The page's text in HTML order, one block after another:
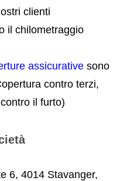
clienti
il chilometraggio
assicurative sono
contro terzi,
il furto)
6, 4014 Stavanger,